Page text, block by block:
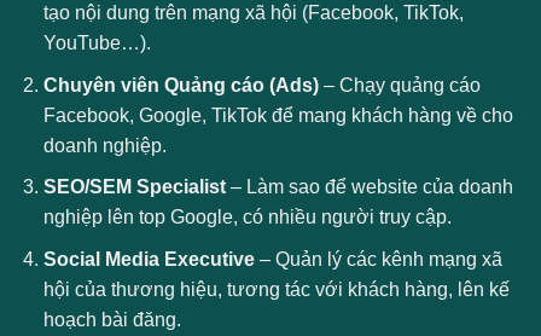
tạo nội dung trên mạng xã hội (Facebook, TikTok,
YouTube…).
Chuyên viên Quảng cáo (Ads)– Chạy quảng cáo
Facebook, Google, TikTok để mang khách hàng về cho
doanh nghiệp.
SEO/SEM Specialist– Làm sao để website của doanh
nghiệp lên top Google, có nhiều người truy cập.
Social Media Executive– Quản lý các kênh mạng xã
hội của thương hiệu, tương tác với khách hàng, lên kế
hoạch bài đăng.